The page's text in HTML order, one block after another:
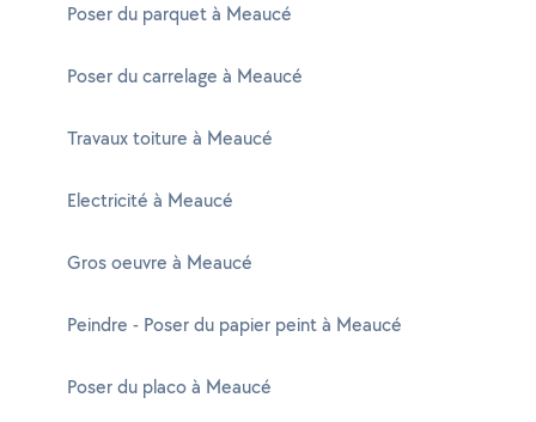
Poser du parquet à Meaucé
Poser du carrelage à Meaucé
Travaux toiture à Meaucé
Electricité à Meaucé
Gros oeuvre à Meaucé
Peindre - Poser du papier peint à Meaucé
Poser du placo à Meaucé